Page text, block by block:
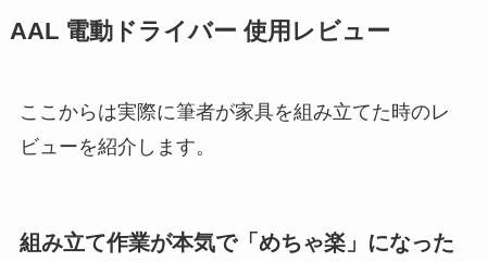
AAL 電動ドライバー 使用レビュー
ここからは実際に筆者が家具を組み立てた時のレ
ビューを紹介します。
組み立て作業が本気で「めちゃ楽」になった